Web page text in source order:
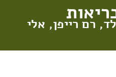
רם רייפן, אלי